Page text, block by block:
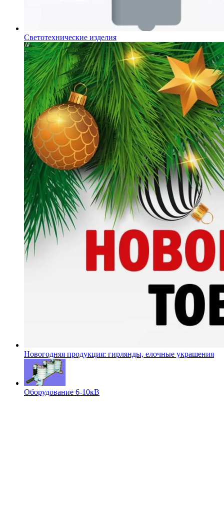
Светотехнические изделия
Новогодняя продукция: гирлянды, елочные украшения
Оборудование 6-10кВ